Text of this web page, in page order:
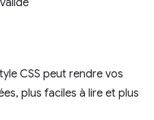
CSS peut rendre vos
plus faciles à lire et plus